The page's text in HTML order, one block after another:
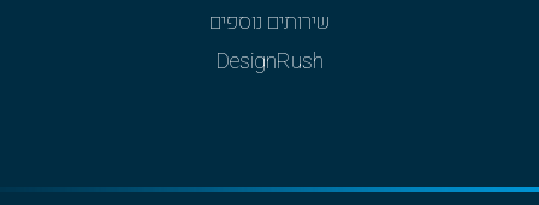
שירותים נוספים
DesignRush